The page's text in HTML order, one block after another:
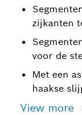
zijkanten
voor de
Met een
haakse
View more